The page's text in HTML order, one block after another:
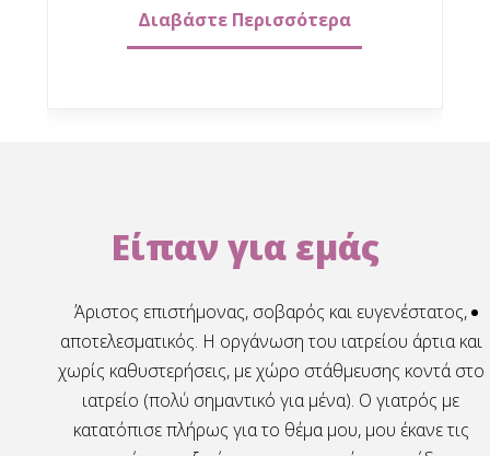
Διαβάστε Περισσότερα
Είπαν για εμάς
Άριστος επιστήμονας, σοβαρός και ευγενέστατος,
αποτελεσματικός. Η οργάνωση του ιατρείου άρτια και
χωρίς καθυστερήσεις, με χώρο στάθμευσης κοντά στο
ιατρείο (πολύ σημαντικό για μένα). Ο γιατρός με
κατατόπισε πλήρως για το θέμα μου, μου έκανε τις